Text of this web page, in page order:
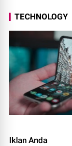
TECHNOLOGY
Iklan Anda